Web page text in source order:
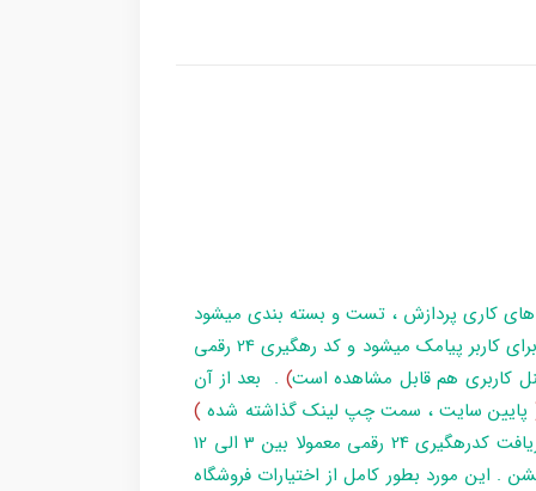
های کاری پردازش ، تست و بسته بندی میشود
و در زمان آماده سازی تا تحویل بارکد ، مراحل برای کاربر پیامک میشود و کد رهگیری 24 رقمی
کاربری هم قابل مشاهده است) . بعد از آن
پایین سایت ، سمت چپ لینک گذاشته شده )
و یا شماره 193 با پست پیگیری کند . بعد از دریافت کدرهگیری 24 رقمی معمولا بین 3 الی 12
. این مورد بطور کامل از اختیارات فروشگاه